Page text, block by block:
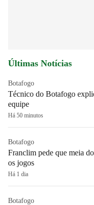
Últimas Notícias
Botafogo
Técnico do Botafogo
equipe
Há 50 minutos
Botafogo
Franclim pede que meia
os jogos
Há 1 dia
Botafogo